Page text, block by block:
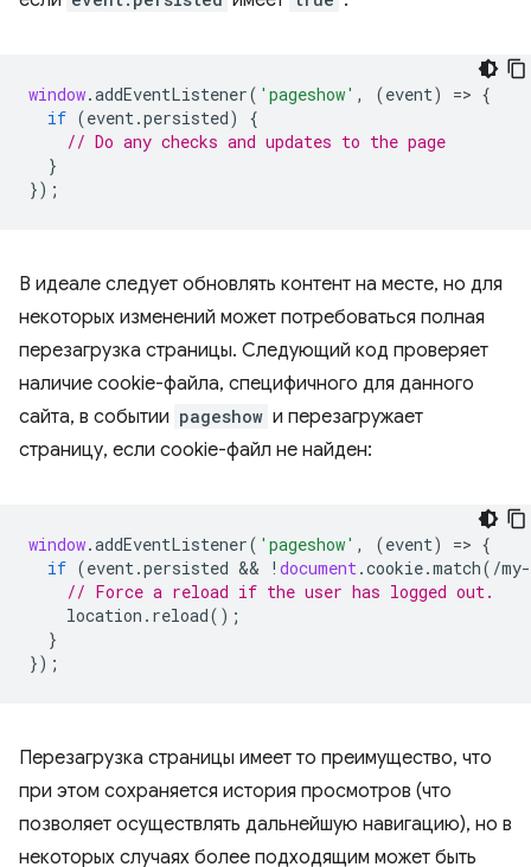
window.addEventListener( 'pageshow' , (event) => {
if (event.persisted)
{
// Do any checks and updates to the page
}
});
В идеале следует обновлять контент на месте, но для
некоторых изменений может потребоваться полная
перезагрузка страницы. Следующий код проверяет
наличие cookie-файла, специфичного для данного
сайта, в событии pageshow и перезагружает
страницу, если cookie-файл не найден:
window.addEventListener( 'pageshow' , (event) => {
if (event.persisted && ! document.cookie.match( /
// Force a reload if the user has logged out.
location . reload();
}
});
Перезагрузка страницы имеет то преимущество, что
при этом сохраняется история просмотров (что
позволяет осуществлять дальнейшую навигацию), но в
некоторых случаях более подходящим может быть